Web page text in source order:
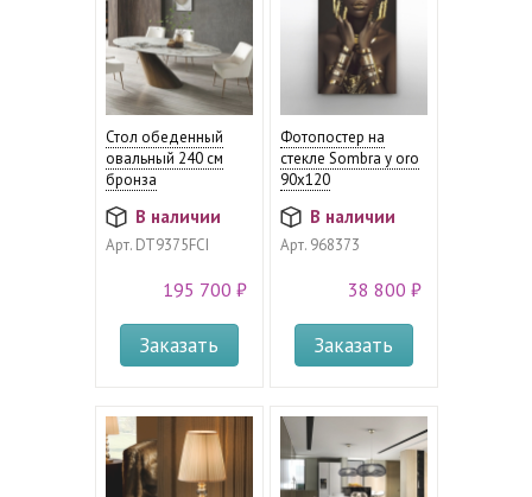
Стол обеденный
овальный 240 см
бронза
В наличии
Арт.DT9375FCI
195 700 ₽
Заказать
Фотопостер на
стекле Sombra y oro
90х120
В наличии
Арт.968373
38 800 ₽
Заказать